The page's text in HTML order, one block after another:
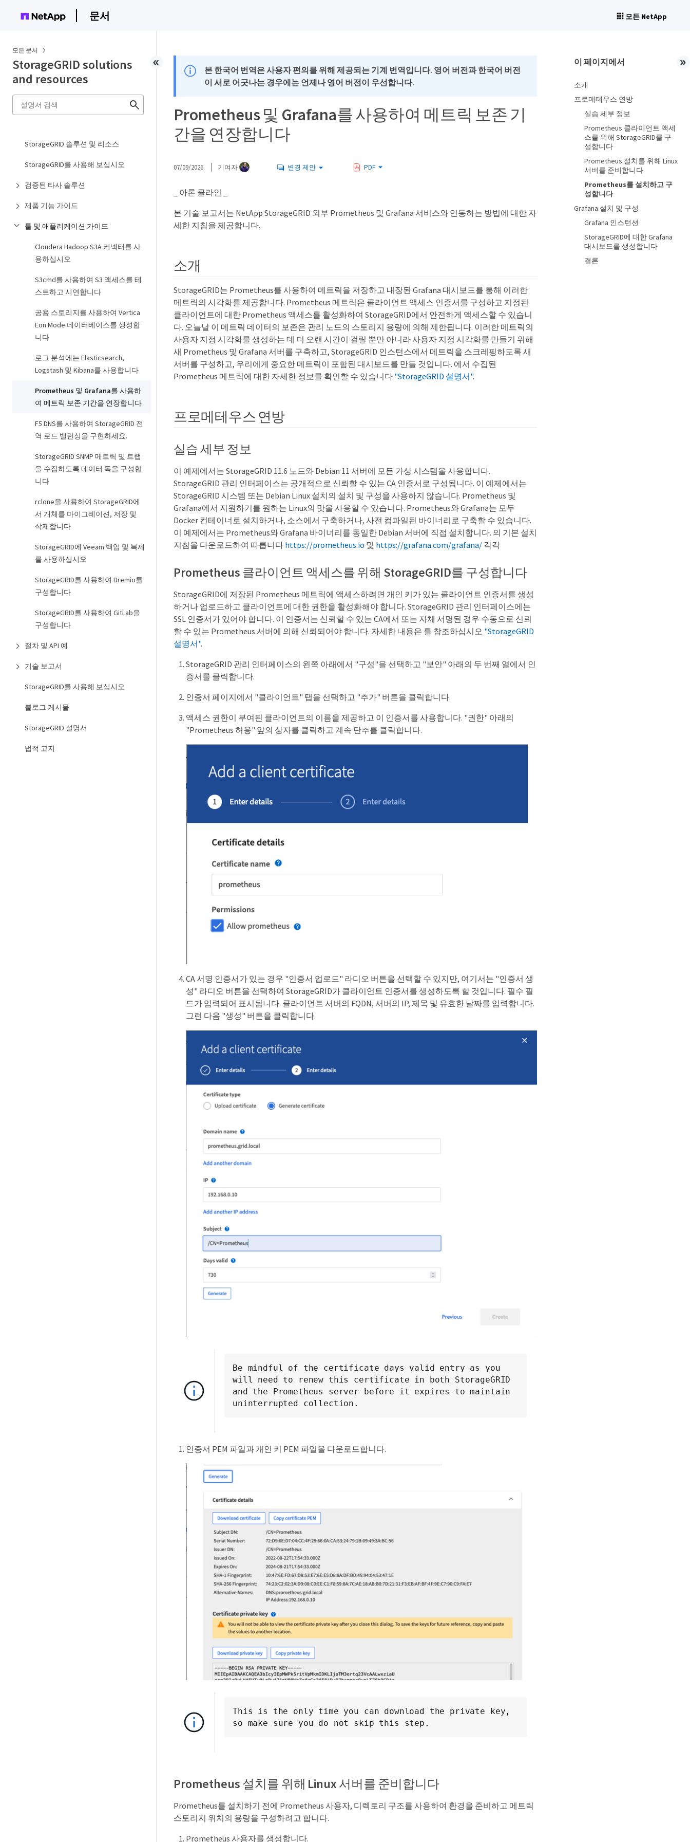
문서 모든 NetApp
모든 문서
StorageGRID solutions
and resources
StorageGRID 솔루션 및 리소스
StorageGRID를 사용해 보십시오
검증된 타사 솔루션
제품 기능 가이드
툴 및 애플리케이션 가이드
Cloudera Hadoop S3A 커넥터를 사
용하십시오
S3cmd를 사용하여 S3 액세스를 테
스트하고 시연합니다
공용 스토리지를 사용하여 Vertica
Eon Mode 데이터베이스를 생성합
니다
로그 분석에는 Elasticsearch,
Logstash 및 Kibana를 사용합니다
Prometheus 및 Grafana를 사용하
여 메트릭 보존 기간을 연장합니다
F5 DNS를 사용하여 StorageGRID 전
역 로드 밸런싱을 구현하세요.
StorageGRID SNMP 메트릭 및 트랩
을 수집하도록 데이터 독을 구성합
니다
rclone을 사용하여 StorageGRID에
서 개체를 마이그레이션, 저장 및
삭제합니다
StorageGRID에 Veeam 백업 및 복제
를 사용하십시오
StorageGRID를 사용하여 Dremio를
구성합니다
StorageGRID를 사용하여 GitLab을
구성합니다
절차 및 API 예
기술 보고서
StorageGRID를 사용해 보십시오
블로그 게시물
StorageGRID 설명서
법적 고지
본 한국어 번역은 사용자 편의를 위해 제공되는 기계 번역입니다. 영어 버전과 한국어 버전
이 서로 어긋나는 경우에는 언제나 영어 버전이 우선합니다.
Prometheus 및 Grafana를 사용하여 메트릭 보존 기
간을 연장합니다
07/09/2026 기여자 변경 제안 PDF
_ 아론 클라인 _
본 기술 보고서는 NetApp StorageGRID 외부 Prometheus 및 Grafana 서비스와 연동하는 방법에 대한 자
세한 지침을 제공합니다.
소개
StorageGRID는 Prometheus를 사용하여 메트릭을 저장하고 내장된 Grafana 대시보드를 통해 이러한
메트릭의 시각화를 제공합니다. Prometheus 메트릭은 클라이언트 액세스 인증서를 구성하고 지정된
클라이언트에 대한 Prometheus 액세스를 활성화하여 StorageGRID에서 안전하게 액세스할 수 있습니
다. 오늘날 이 메트릭 데이터의 보존은 관리 노드의 스토리지 용량에 의해 제한됩니다. 이러한 메트릭의
사용자 지정 시각화를 생성하는 데 더 오랜 시간이 걸릴 뿐만 아니라 사용자 지정 시각화를 만들기 위해
새 Prometheus 및 Grafana 서버를 구축하고, StorageGRID 인스턴스에서 메트릭을 스크레핑하도록 새
서버를 구성하고, 우리에게 중요한 메트릭이 포함된 대시보드를 만들 것입니다. 에서 수집된
Prometheus 메트릭에 대한 자세한 정보를 확인할 수 있습니다 "StorageGRID 설명서".
프로메테우스 연방
실습 세부 정보
이 예제에서는 StorageGRID 11.6 노드와 Debian 11 서버에 모든 가상 시스템을 사용합니다.
StorageGRID 관리 인터페이스는 공개적으로 신뢰할 수 있는 CA 인증서로 구성됩니다. 이 예제에서는
StorageGRID 시스템 또는 Debian Linux 설치의 설치 및 구성을 사용하지 않습니다. Prometheus 및
Grafana에서 지원하기를 원하는 Linux의 맛을 사용할 수 있습니다. Prometheus와 Grafana는 모두
Docker 컨테이너로 설치하거나, 소스에서 구축하거나, 사전 컴파일된 바이너리로 구축할 수 있습니다.
이 예제에서는 Prometheus와 Grafana 바이너리를 동일한 Debian 서버에 직접 설치합니다. 의 기본 설치
지침을 다운로드하여 따릅니다 https://prometheus.io 및 https://grafana.com/grafana/ 각각
Prometheus 클라이언트 액세스를 위해 StorageGRID를 구성합니다
StorageGRID에 저장된 Prometheus 메트릭에 액세스하려면 개인 키가 있는 클라이언트 인증서를 생성
하거나 업로드하고 클라이언트에 대한 권한을 활성화해야 합니다. StorageGRID 관리 인터페이스에는
SSL 인증서가 있어야 합니다. 이 인증서는 신뢰할 수 있는 CA에서 또는 자체 서명된 경우 수동으로 신뢰
할 수 있는 Prometheus 서버에 의해 신뢰되어야 합니다. 자세한 내용은 를 참조하십시오 "StorageGRID
설명서".
StorageGRID 관리 인터페이스의 왼쪽 아래에서 "구성"을 선택하고 "보안" 아래의 두 번째 열에서 인
증서를 클릭합니다.
인증서 페이지에서 "클라이언트" 탭을 선택하고 "추가" 버튼을 클릭합니다.
액세스 권한이 부여된 클라이언트의 이름을 제공하고 이 인증서를 사용합니다. "권한" 아래의
"Prometheus 허용" 앞의 상자를 클릭하고 계속 단추를 클릭합니다.
CA 서명 인증서가 있는 경우 "인증서 업로드" 라디오 버튼을 선택할 수 있지만, 여기서는 "인증서 생
성" 라디오 버튼을 선택하여 StorageGRID가 클라이언트 인증서를 생성하도록 할 것입니다. 필수 필
드가 입력되어 표시됩니다. 클라이언트 서버의 FQDN, 서버의 IP, 제목 및 유효한 날짜를 입력합니다.
그런 다음 "생성" 버튼을 클릭합니다.
Be mindful of the certificate days valid entry as you
will need to renew this certificate in both StorageGRID
and the Prometheus server before it expires to maintain
uninterrupted collection.
인증서 PEM 파일과 개인 키 PEM 파일을 다운로드합니다.
This is the only time you can download the private key,
so make sure you do not skip this step.
Prometheus 설치를 위해 Linux 서버를 준비합니다
Prometheus를 설치하기 전에 Prometheus 사용자, 디렉토리 구조를 사용하여 환경을 준비하고 메트릭
스토리지 위치의 용량을 구성하려고 합니다.
Prometheus 사용자를 생성합니다.
이 페이지에서
소개
프로메테우스 연방
실습 세부 정보
Prometheus 클라이언트 액세
스를 위해 StorageGRID를 구
성합니다
Prometheus 설치를 위해 Linux
서버를 준비합니다
Prometheus를 설치하고 구
성합니다
Grafana 설치 및 구성
Grafana 인스턴션
StorageGRID에 대한 Grafana
대시보드를 생성합니다
결론